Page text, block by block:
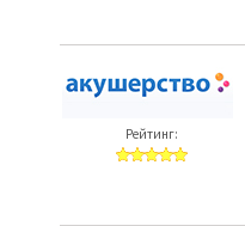
Рейтинг: